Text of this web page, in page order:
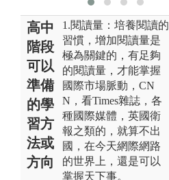
高中
階段
可以
準備
的學
習方
法或
方向
1.閱讀量：培養閱讀的
習慣，增加閱讀量是
極為關鍵的，有足夠
的閱讀量，才能掌握
國際市場脈動，CN
N，看Times雜誌，各
種國際媒體，英國衛
報之類的，就算不出
國，在今天網際網路
的世界上，還是可以
掌握天下事。